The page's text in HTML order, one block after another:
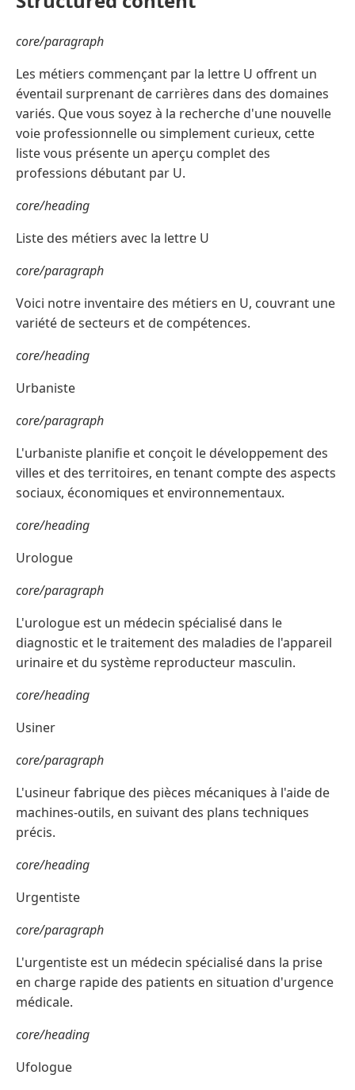
core/paragraph
Les métiers commençant par la lettre U offrent un
éventail surprenant de carrières dans des domaines
variés. Que vous soyez à la recherche d'une nouvelle
voie professionnelle ou simplement curieux, cette
liste vous présente un aperçu complet des
professions débutant par U.
core/heading
Liste des métiers avec la lettre U
core/paragraph
Voici notre inventaire des métiers en U, couvrant une
variété de secteurs et de compétences.
core/heading
Urbaniste
core/paragraph
L'urbaniste planifie et conçoit le développement des
villes et des territoires, en tenant compte des aspects
sociaux, économiques et environnementaux.
core/heading
Urologue
core/paragraph
L'urologue est un médecin spécialisé dans le
diagnostic et le traitement des maladies de l'appareil
urinaire et du système reproducteur masculin.
core/heading
Usiner
core/paragraph
L'usineur fabrique des pièces mécaniques à l'aide de
machines-outils, en suivant des plans techniques
précis.
core/heading
Urgentiste
core/paragraph
L'urgentiste est un médecin spécialisé dans la prise
en charge rapide des patients en situation d'urgence
médicale.
core/heading
Ufologue